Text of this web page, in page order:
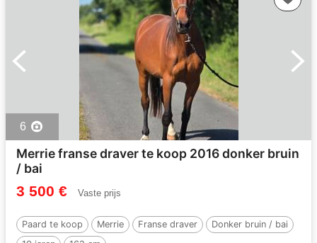
6
Merrie franse draver te koop 2016 donker bruin
/ bai
3 500 € Vaste prijs
Paard te koop Merrie Franse draver
Donker bruin / bai